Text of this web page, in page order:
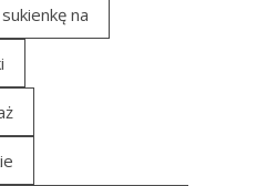
na